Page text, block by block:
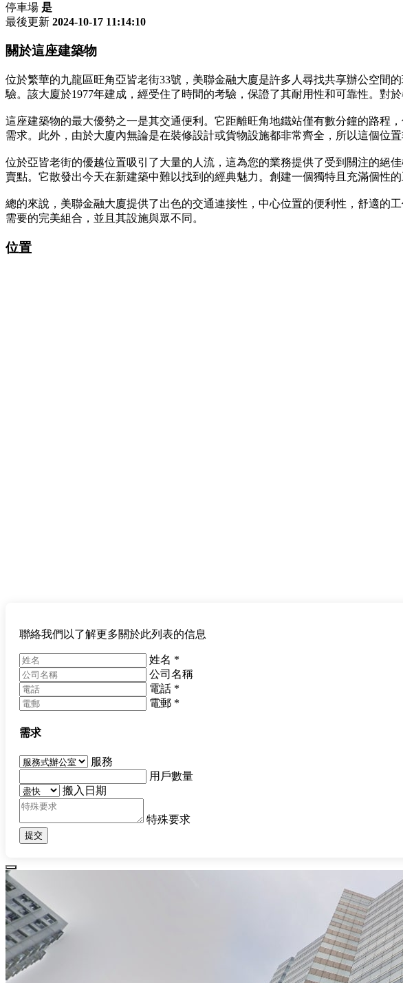
停車場 是
最後更新 2024-10-17 11:14:10
關於這座建築物
位於繁華的九龍區旺角亞皆老街33號，美聯金融大廈是許多人尋找共享辦公空間
驗。該大廈於1977年建成，經受住了時間的考驗，保證了其耐用性和可靠性。對
這座建築物的最大優勢之一是其交通便利。它距離旺角地鐵站僅有數分鐘的路程
需求。此外，由於大廈內無論是在裝修設計或貨物設施都非常齊全，所以這個位
位於亞皆老街的優越位置吸引了大量的人流，這為您的業務提供了受到關注的絕
賣點。它散發出今天在新建築中難以找到的經典魅力。創建一個獨特且充滿個性
總的來說，美聯金融大廈提供了出色的交通連接性，中心位置的便利性，舒適的
需要的完美組合，並且其設施與眾不同。
位置
聯絡我們以了解更多關於此列表的信息
姓名 *
公司名稱
電話 *
電郵 *
需求
服務
用戶數量
搬入日期
特殊要求
提交